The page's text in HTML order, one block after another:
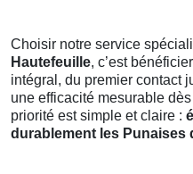
Choisir notre service
Hautefeuille, c’est
intégral, du premier contact
une efficacité mesurable
priorité est simple et claire :
durablement les Punaises